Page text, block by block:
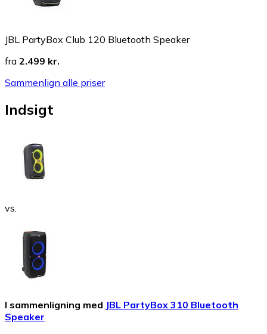
JBL PartyBox Club 120 Bluetooth Speaker
fra 2.499 kr.
Sammenlign alle priser
Indsigt
vs.
I sammenligning med JBL PartyBox 310 Bluetooth
Speaker